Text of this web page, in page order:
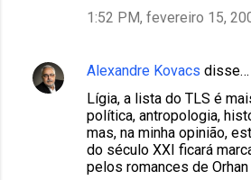
1:52 PM, fevereiro 15,
Alexandre Kovacs disse…
Lígia, a lista do TLS é
política, antropologia,
mas, na minha opinião,
do século XXI ficará
pelos romances de Orhan